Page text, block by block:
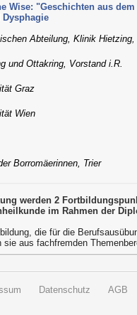
Wise: "Geschichten aus
Abteilung, Klinik Hietzing,
und Ottakring, Vorstand i.R.
Graz
Wien
Borromäerinnen, Trier
werden 2
im Rahmen der
die für die
sie aus fachfremden
Datenschutz AGB